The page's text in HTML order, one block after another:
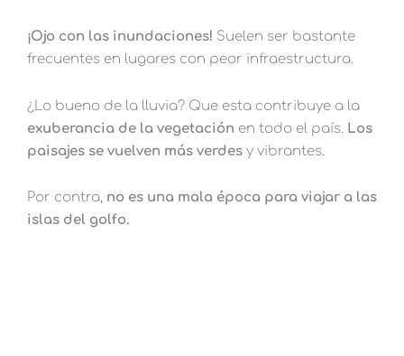
¡Ojo con las inundaciones! Suelen ser bastante
frecuentes en lugares con peor infraestructura.
¿Lo bueno de la lluvia? Que esta contribuye a la
exuberancia de la vegetación en todo el país. Los
paisajes se vuelven más verdes y vibrantes.
Por contra, no es una mala época para viajar a las
islas del golfo.